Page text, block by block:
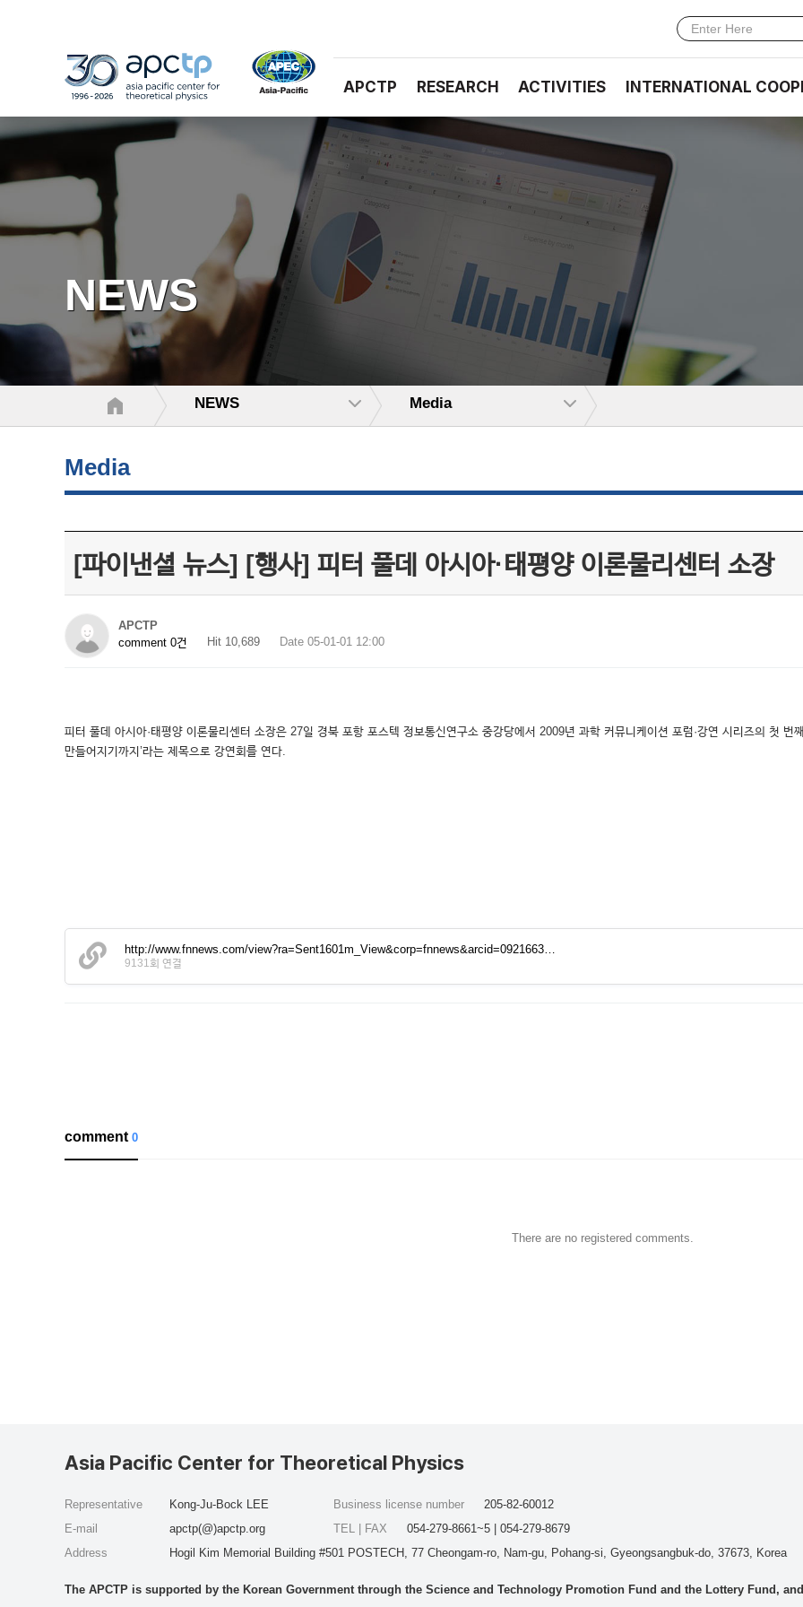
APCTP RESEARCH ACTIVITIES INTERNATIONAL
NEWS
NEWS Media
Media
[파이낸셜 뉴스] [행사] 피터 풀데 아시아·태평양 이론물리센터 소장
APCTP
comment 0건
Hit 10,689 Date 05-01-01 12:00
피터 풀데 아시아·태평양 이론물리센터 소장은 27일 경북 포항 포스텍 정보통신연구소 중강당에서 2009년 과학 커뮤니케이션 포럼·강연 시리즈의 첫
만들어지기까지’라는 제목으로 강연회를 연다.
http://www.fnnews.com/view?ra=Sent1601m_View&corp=fnnews&arcid=0921663…
9131회 연결
comment0
There are no registered comments.
Asia Pacific Center for Theoretical Physics
Representative
Kong-Ju-Bock LEE
E-mail
apctp(@)apctp.org
Address
Hogil Kim Memorial Building #501 POSTECH, 77 Cheongam-ro, Nam-gu, Pohang-si, Gyeongsangbuk-do, 37673, Korea
Business license number
205-82-60012
TEL | FAX
054-279-8661~5 | 054-279-8679
The APCTP is supported by the Korean Government through the Science and Technology Promotion Fund and the Lottery Fund,